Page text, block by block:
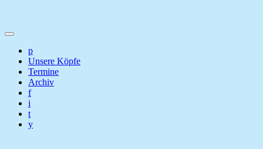
p
Unsere Köpfe
Termine
Archiv
f
i
t
y